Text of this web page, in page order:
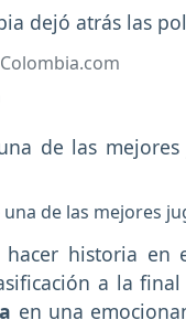
dejó atrás las
Colombia.com
de las mejores
hacer historia
a la
en una